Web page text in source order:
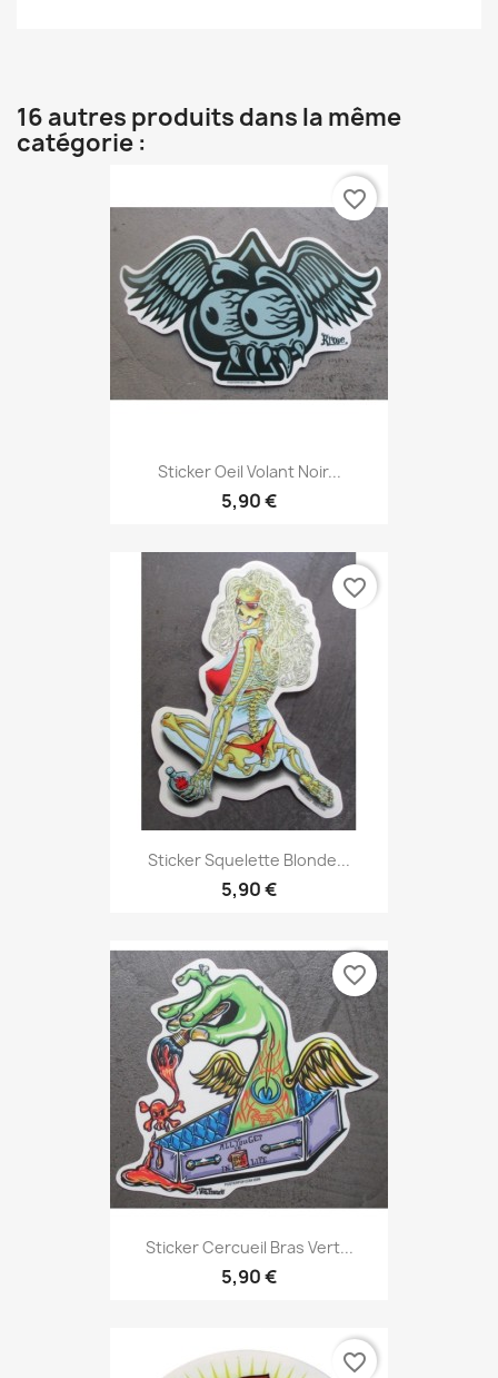
16 autres produits dans la même
catégorie :
Sticker Oeil Volant Noir...
5,90 €
favorite_border
Sticker Squelette Blonde...
5,90 €
favorite_border
Sticker Cercueil Bras Vert...
5,90 €
favorite_border
favorite_border